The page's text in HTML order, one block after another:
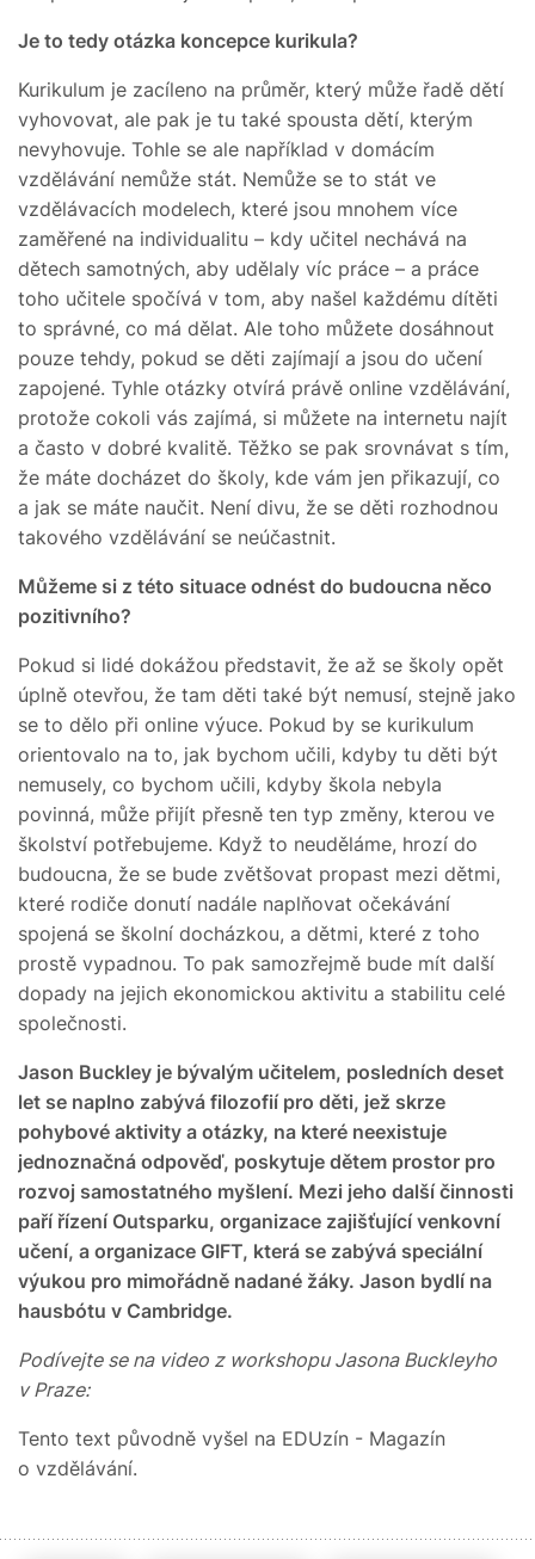
Je to tedy otázka koncepce kurikula?
Kurikulum je zacíleno na průměr, který může řadě dětí
vyhovovat, ale pak je tu také spousta dětí, kterým
nevyhovuje. Tohle se ale například v domácím
vzdělávání nemůže stát. Nemůže se to stát ve
vzdělávacích modelech, které jsou mnohem více
zaměřené na individualitu – kdy učitel nechává na
dětech samotných, aby udělaly víc práce – a práce
toho učitele spočívá v tom, aby našel každému dítěti
to správné, co má dělat. Ale toho můžete dosáhnout
pouze tehdy, pokud se děti zajímají a jsou do učení
zapojené. Tyhle otázky otvírá právě online vzdělávání,
protože cokoli vás zajímá, si můžete na internetu najít
a často v dobré kvalitě. Těžko se pak srovnávat s tím,
že máte docházet do školy, kde vám jen přikazují, co
a jak se máte naučit. Není divu, že se děti rozhodnou
takového vzdělávání se neúčastnit.
Můžeme si z této situace odnést do budoucna něco
pozitivního?
Pokud si lidé dokážou představit, že až se školy opět
úplně otevřou, že tam děti také být nemusí, stejně jako
se to dělo při online výuce. Pokud by se kurikulum
orientovalo na to, jak bychom učili, kdyby tu děti být
nemusely, co bychom učili, kdyby škola nebyla
povinná, může přijít přesně ten typ změny, kterou ve
školství potřebujeme. Když to neuděláme, hrozí do
budoucna, že se bude zvětšovat propast mezi dětmi,
které rodiče donutí nadále naplňovat očekávání
spojená se školní docházkou, a dětmi, které z toho
prostě vypadnou. To pak samozřejmě bude mít další
dopady na jejich ekonomickou aktivitu a stabilitu celé
společnosti.
Jason Buckley je bývalým učitelem, posledních deset
let se naplno zabývá filozofií pro děti, jež skrze
pohybové aktivity a otázky, na které neexistuje
jednoznačná odpověď, poskytuje dětem prostor pro
rozvoj samostatného myšlení. Mezi jeho další činnosti
paří řízení Outsparku, organizace zajišťující venkovní
učení, a organizace GIFT, která se zabývá speciální
výukou pro mimořádně nadané žáky. Jason bydlí na
hausbótu v Cambridge.
Podívejte se na video z workshopu Jasona Buckleyho
v Praze:
Tento text původně vyšel na EDUzín - Magazín
o vzdělávání.